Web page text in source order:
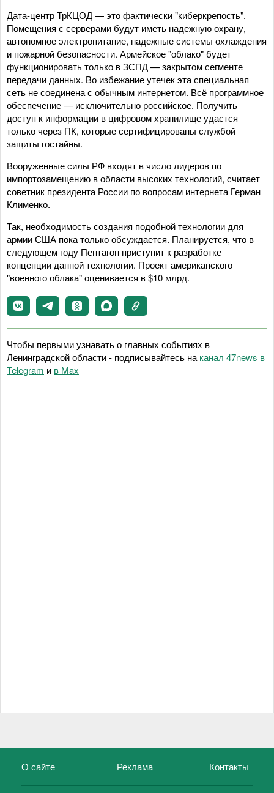
Дата-центр ТрКЦОД — это фактически "киберкрепость".
Помещения с серверами будут иметь надежную охрану,
автономное электропитание, надежные системы охлаждения
и пожарной безопасности. Армейское "облако" будет
функционировать только в ЗСПД — закрытом сегменте
передачи данных. Во избежание утечек эта специальная
сеть не соединена с обычным интернетом. Всё программное
обеспечение — исключительно российское. Получить
доступ к информации в цифровом хранилище удастся
только через ПК, которые сертифицированы службой
защиты гостайны.
Вооруженные силы РФ входят в число лидеров по
импортозамещению в области высоких технологий, считает
советник президента России по вопросам интернета Герман
Клименко.
Так, необходимость создания подобной технологии для
армии США пока только обсуждается. Планируется, что в
следующем году Пентагон приступит к разработке
концепции данной технологии. Проект американского
"военного облака" оценивается в $10 млрд.
Чтобы первыми узнавать о главных событиях в
Ленинградской области - подписывайтесь на канал 47news в
Telegram и в Maх
О сайте Реклама Контакты